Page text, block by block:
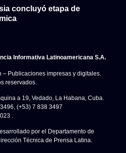
concluyó etapa de
Informativa Latinoamericana S.A.
– Publicaciones impresas y digitales.
reservados.
a 19, Vedado, La Habana, Cuba.
(+53) 7 838 3497
.
por el Departamento de
Técnica de Prensa Latina.